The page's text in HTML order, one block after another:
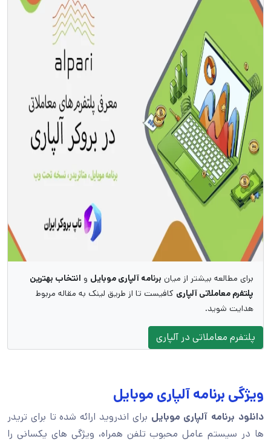
برای مطالعه بیشتر از میان برنامه آلپاری موبایل و انتخاب بهترین
پلتفرم معاملاتی آلپاری کافیست تا از طریق لینک به مقاله مربوط
هدایت شوید.
پلتفرم معاملاتی در آلپاری
ویژگی برنامه آلپاری موبایل
دانلود برنامه آلپاری موبایل برای اندروید ارائه شده تا برای تریدر
ها در سیستم عامل محبوب تلفن همراه، ویژگی های یکسانی را